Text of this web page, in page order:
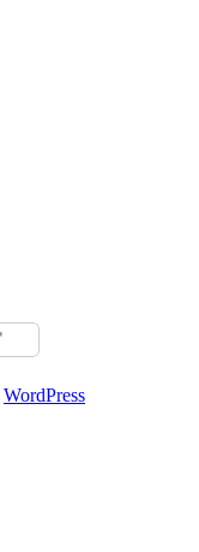
WordPress